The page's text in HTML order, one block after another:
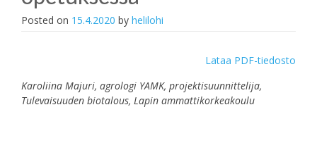
Posted on 15.4.2020 by helilohi
Lataa PDF-tiedosto
Karoliina Majuri, agrologi YAMK, projektisuunnittelija,
Tulevaisuuden biotalous, Lapin ammattikorkeakoulu